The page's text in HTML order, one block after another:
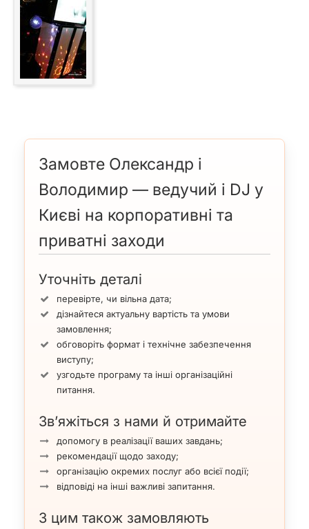
Замовте Олександр і
Володимир — ведучий і DJ у
Києві на корпоративні та
приватні заходи
Уточніть деталі
перевірте, чи вільна дата;
дізнайтеся актуальну вартість та умови
замовлення;
обговоріть формат і технічне забезпечення
виступу;
узгодьте програму та інші організаційні
питання.
Зв’яжіться з нами й отримайте
допомогу в реалізації ваших завдань;
рекомендації щодо заходу;
організацію окремих послуг або всієї події;
відповіді на інші важливі запитання.
З цим також замовляють